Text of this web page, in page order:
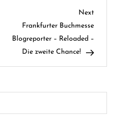
Next
Post
Next
Frankfurter Buchmesse
Blogreporter – Reloaded –
Die zweite Chance!